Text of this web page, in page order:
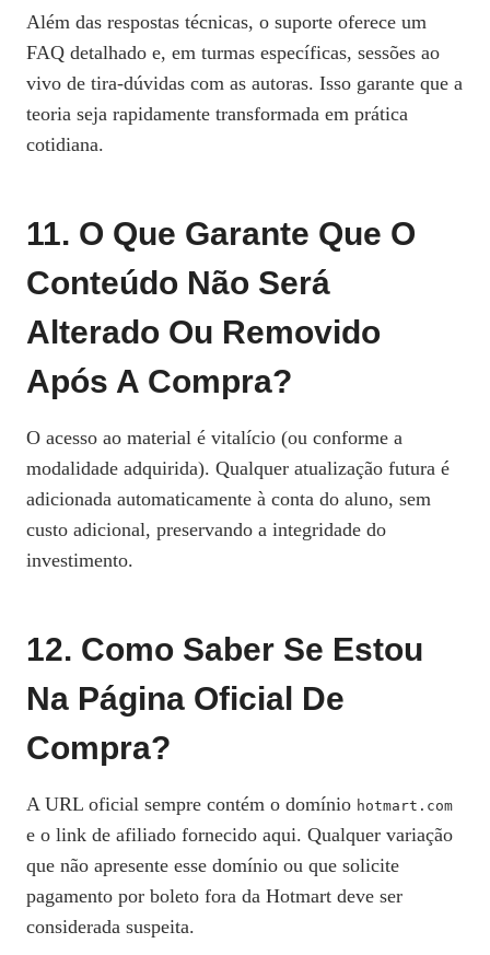
Além das respostas técnicas, o suporte oferece um
FAQ detalhado e, em turmas específicas, sessões ao
vivo de tira‑dúvidas com as autoras. Isso garante que a
teoria seja rapidamente transformada em prática
cotidiana.
11. O Que Garante Que O
Conteúdo Não Será
Alterado Ou Removido
Após A Compra?
O acesso ao material é vitalício (ou conforme a
modalidade adquirida). Qualquer atualização futura é
adicionada automaticamente à conta do aluno, sem
custo adicional, preservando a integridade do
investimento.
12. Como Saber Se Estou
Na Página Oficial De
Compra?
A URL oficial sempre contém o domínio hotmart.com
e o link de afiliado fornecido aqui. Qualquer variação
que não apresente esse domínio ou que solicite
pagamento por boleto fora da Hotmart deve ser
considerada suspeita.